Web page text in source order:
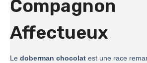
Compagnon
Affectueux
Le doberman chocolat est une race